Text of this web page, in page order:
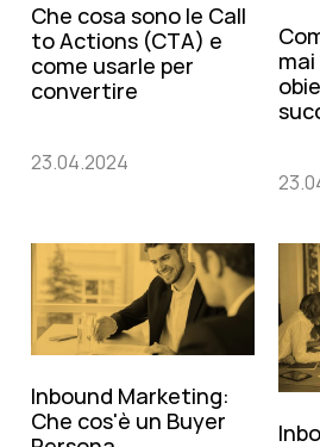
Che cosa sono le Call
to Actions (CTA) e
come usarle per
convertire
23.04.2024
Inbound Marketing:
Che cos'è un Buyer